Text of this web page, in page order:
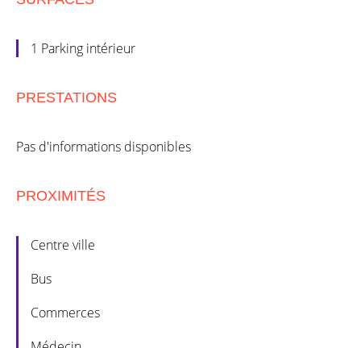
1 Parking intérieur
PRESTATIONS
Pas d'informations disponibles
PROXIMITÉS
Centre ville
Bus
Commerces